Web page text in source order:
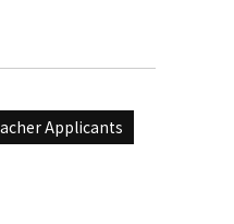
Applicants